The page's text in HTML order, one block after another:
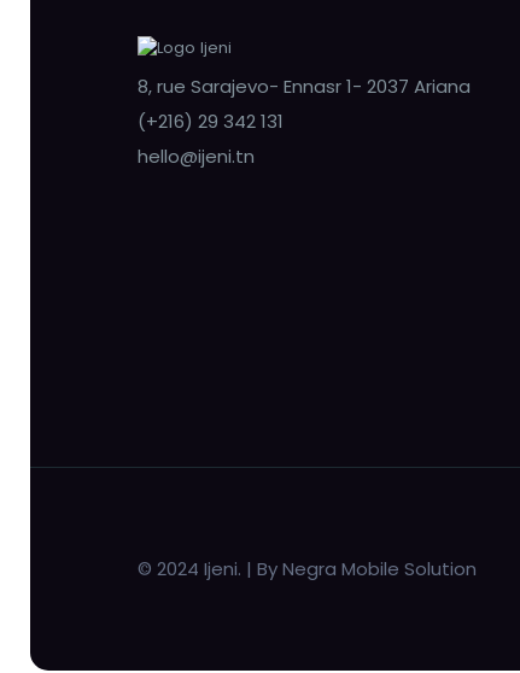
8, rue Sarajevo- Ennasr 1- 2037 Ariana
(+216) 29 342 131
hello@ijeni.tn
© 2024 Ijeni. | By Negra Mobile Solution